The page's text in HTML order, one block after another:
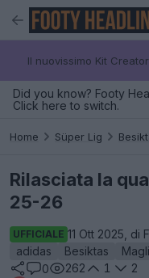
Il nuovissimo Kit
Did you know? Footy
Click here to switch.
Home Süper Lig
Rilasciata la
25-26
UFFICIALE 11 Ott 2025, di
adidas
Besiktas
0
262 1
2